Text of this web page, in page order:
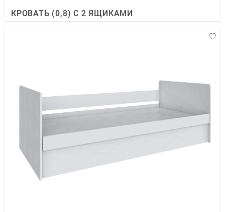
КРОВАТЬ (0,8) С 2 ЯЩИКАМИ